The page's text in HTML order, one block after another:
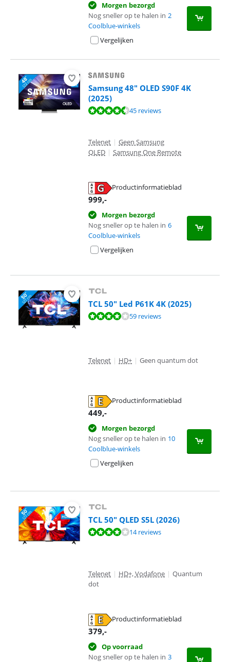
Morgen bezorgd
Nog sneller op te halen in 2
Coolblue-winkels
Vergelijken
Samsung 48" OLED S90F 4K
(2025)
Beoordeling is 9,1 van de 10, gebaseerd op 45 reviews.
45 reviews
Telenet | Geen Samsung
QLED | Samsung One Remote
Productinformatieblad
999,-
Morgen bezorgd
Nog sneller op te halen in 6
Coolblue-winkels
Vergelijken
TCL 50" Led P61K 4K (2025)
Beoordeling is 8,3 van de 10, gebaseerd op 59 reviews.
59 reviews
Telenet | HD+ | Geen quantum dot
Productinformatieblad
449,-
Morgen bezorgd
Nog sneller op te halen in 10
Coolblue-winkels
Vergelijken
TCL 50" QLED S5L (2026)
Beoordeling is 8,3 van de 10, gebaseerd op 14 reviews.
14 reviews
Telenet | HD+, Vodafone | Quantum
dot
Productinformatieblad
379,-
Op voorraad
Nog sneller op te halen in 3